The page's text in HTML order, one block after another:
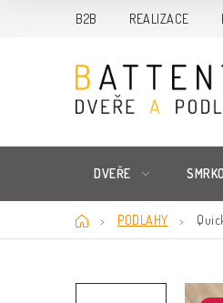
B2B REALIZACE
DVEŘE
DomůPODLAHY